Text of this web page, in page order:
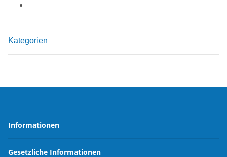
Kategorien
Informationen
Gesetzliche Informationen